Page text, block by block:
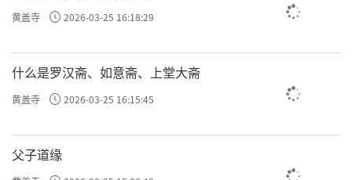
黄盖寺 2026-03-25 16:18:29
什么是罗汉斋、如意斋、上堂大斋
黄盖寺 2026-03-25 16:15:45
父子道缘